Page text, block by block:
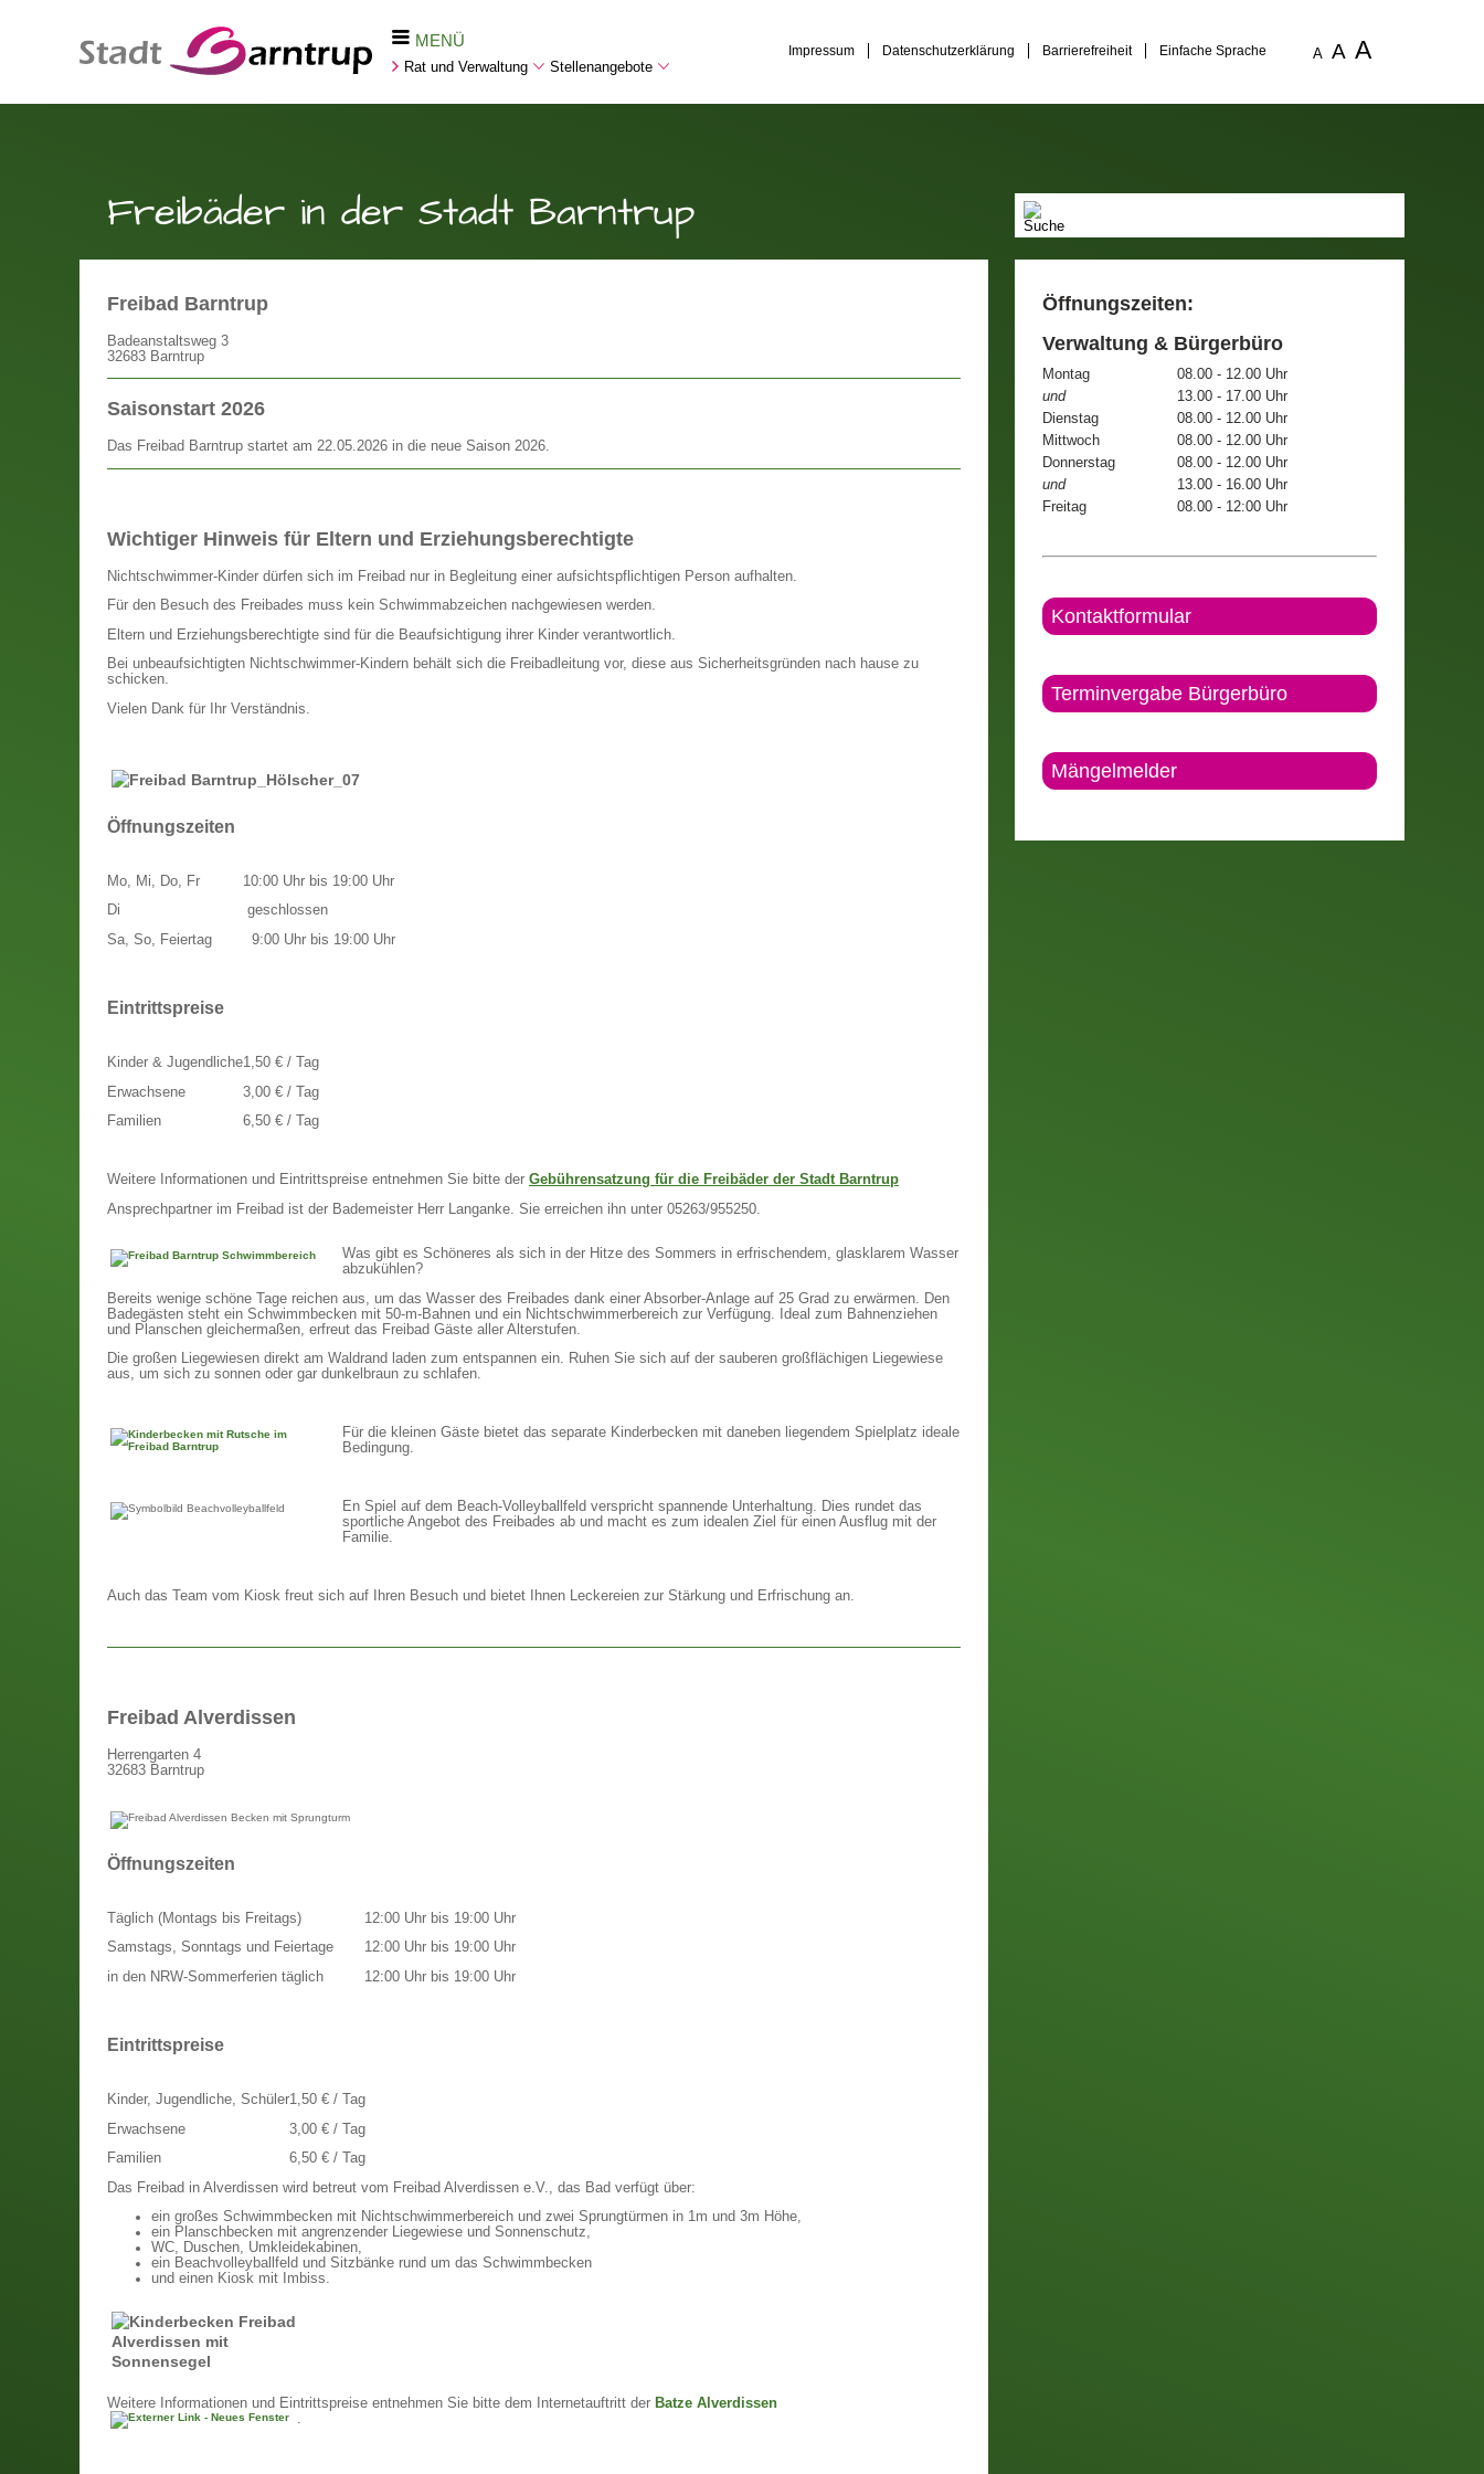
MENÜ
Rat und Verwaltung Stellenangebote
Impressum Datenschutzerklärung Barrierefreiheit Einfache Sprache A A A
Freibäder in der Stadt Barntrup
Freibad Barntrup
Badeanstaltsweg 3
32683 Barntrup
Saisonstart 2026
Das Freibad Barntrup startet am 22.05.2026 in die neue Saison 2026.
Wichtiger Hinweis für Eltern und Erziehungsberechtigte
Nichtschwimmer-Kinder dürfen sich im Freibad nur in Begleitung einer aufsichtspflichtigen Person aufhalten.
Für den Besuch des Freibades muss kein Schwimmabzeichen nachgewiesen werden.
Eltern und Erziehungsberechtigte sind für die Beaufsichtigung ihrer Kinder verantwortlich.
Bei unbeaufsichtigten Nichtschwimmer-Kindern behält sich die Freibadleitung vor, diese aus Sicherheitsgründen nach hause zu
schicken.
Vielen Dank für Ihr Verständnis.
Öffnungszeiten
Mo, Mi, Do, Fr
Di
Sa, So, Feiertag
10:00 Uhr bis 19:00 Uhr
geschlossen
9:00 Uhr bis 19:00 Uhr
Eintrittspreise
Kinder & Jugendliche
Erwachsene
Familien
1,50 € / Tag
3,00 € / Tag
6,50 € / Tag
Weitere Informationen und Eintrittspreise entnehmen Sie bitte der Gebührensatzung für die Freibäder der Stadt Barntrup
Ansprechpartner im Freibad ist der Bademeister Herr Langanke. Sie erreichen ihn unter 05263/955250.
Was gibt es Schöneres als sich in der Hitze des Sommers in erfrischendem, glasklarem Wasser
abzukühlen?
Bereits wenige schöne Tage reichen aus, um das Wasser des Freibades dank einer Absorber-Anlage auf 25 Grad zu erwärmen. Den
Badegästen steht ein Schwimmbecken mit 50-m-Bahnen und ein Nichtschwimmerbereich zur Verfügung. Ideal zum Bahnenziehen
und Planschen gleichermaßen, erfreut das Freibad Gäste aller Alterstufen.
Die großen Liegewiesen direkt am Waldrand laden zum entspannen ein. Ruhen Sie sich auf der sauberen großflächigen Liegewiese
aus, um sich zu sonnen oder gar dunkelbraun zu schlafen.
Für die kleinen Gäste bietet das separate Kinderbecken mit daneben liegendem Spielplatz ideale
Bedingung.
En Spiel auf dem Beach-Volleyballfeld verspricht spannende Unterhaltung. Dies rundet das
sportliche Angebot des Freibades ab und macht es zum idealen Ziel für einen Ausflug mit der
Familie.
Auch das Team vom Kiosk freut sich auf Ihren Besuch und bietet Ihnen Leckereien zur Stärkung und Erfrischung an.
Freibad Alverdissen
Herrengarten 4
32683 Barntrup
Öffnungszeiten
Täglich (Montags bis Freitags)
Samstags, Sonntags und Feiertage
in den NRW-Sommerferien täglich
12:00 Uhr bis 19:00 Uhr
12:00 Uhr bis 19:00 Uhr
12:00 Uhr bis 19:00 Uhr
Eintrittspreise
Kinder, Jugendliche, Schüler
Erwachsene
Familien
1,50 € / Tag
3,00 € / Tag
6,50 € / Tag
Das Freibad in Alverdissen wird betreut vom Freibad Alverdissen e.V., das Bad verfügt über:
ein großes Schwimmbecken mit Nichtschwimmerbereich und zwei Sprungtürmen in 1m und 3m Höhe,
ein Planschbecken mit angrenzender Liegewiese und Sonnenschutz,
WC, Duschen, Umkleidekabinen,
ein Beachvolleyballfeld und Sitzbänke rund um das Schwimmbecken
und einen Kiosk mit Imbiss.
Weitere Informationen und Eintrittspreise entnehmen Sie bitte dem Internetauftritt der Batze Alverdissen
.
Öffnungszeiten:
Verwaltung & Bürgerbüro
Montag
08.00 - 12.00 Uhr
und
13.00 - 17.00 Uhr
Dienstag
08.00 - 12.00 Uhr
Mittwoch
08.00 - 12.00 Uhr
Donnerstag
08.00 - 12.00 Uhr
und
13.00 - 16.00 Uhr
Freitag
08.00 - 12:00 Uhr
Kontaktformular
Terminvergabe Bürgerbüro
Mängelmelder